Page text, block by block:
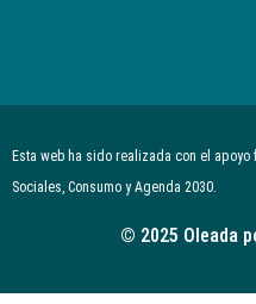
Esta web ha sido realizada con el
Sociales, Consumo y Agenda 2030.
© 2025 Oleada